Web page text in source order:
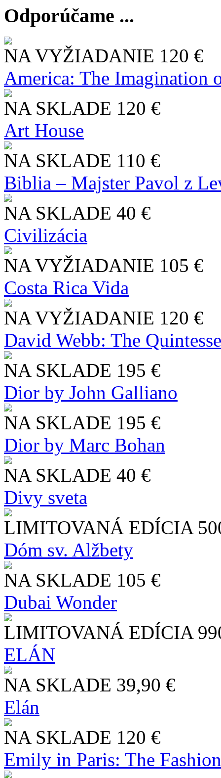
Odporúčame ...
NA VYŽIADANIE 120 €
America: The Imagination
NA SKLADE 120 €
Art House
NA SKLADE 110 €
Biblia – Majster Pavol z
NA SKLADE 40 €
Civilizácia
NA VYŽIADANIE 105 €
Costa Rica Vida
NA VYŽIADANIE 120 €
David Webb: The
NA SKLADE 195 €
Dior by John Galliano
NA SKLADE 195 €
Dior by Marc Bohan
NA SKLADE 40 €
Divy sveta
LIMITOVANÁ EDÍCIA
Dóm sv. Alžbety
NA SKLADE 105 €
Dubai Wonder
LIMITOVANÁ EDÍCIA
ELÁN
NA SKLADE 39,90 €
Elán
NA SKLADE 120 €
Emily in Paris: The